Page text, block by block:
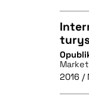
2016 /